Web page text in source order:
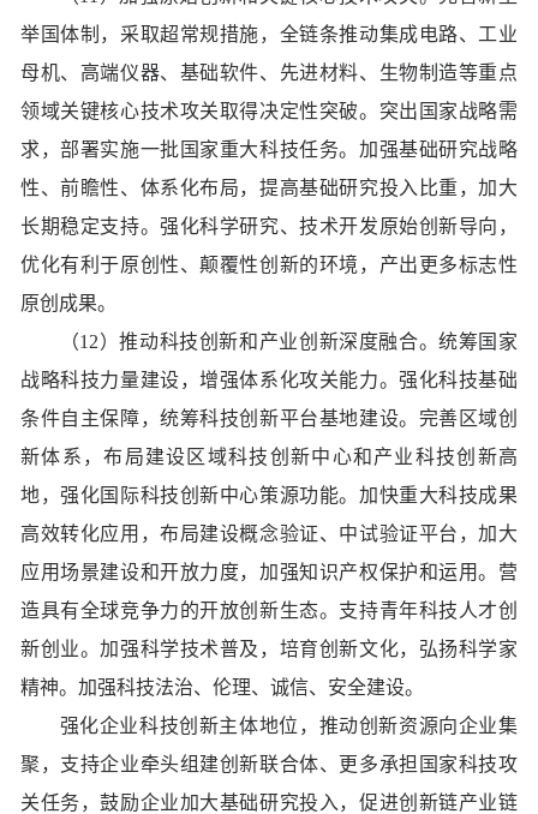
举国体制，采取超常规措施，全链条推动集成电路、工业
母机、高端仪器、基础软件、先进材料、生物制造等重点
领域关键核心技术攻关取得决定性突破。突出国家战略需
求，部署实施一批国家重大科技任务。加强基础研究战略
性、前瞻性、体系化布局，提高基础研究投入比重，加大
长期稳定支持。强化科学研究、技术开发原始创新导向，
优化有利于原创性、颠覆性创新的环境，产出更多标志性
原创成果。
（12）推动科技创新和产业创新深度融合。统筹国家
战略科技力量建设，增强体系化攻关能力。强化科技基础
条件自主保障，统筹科技创新平台基地建设。完善区域创
新体系，布局建设区域科技创新中心和产业科技创新高
地，强化国际科技创新中心策源功能。加快重大科技成果
高效转化应用，布局建设概念验证、中试验证平台，加大
应用场景建设和开放力度，加强知识产权保护和运用。营
造具有全球竞争力的开放创新生态。支持青年科技人才创
新创业。加强科学技术普及，培育创新文化，弘扬科学家
精神。加强科技法治、伦理、诚信、安全建设。
强化企业科技创新主体地位，推动创新资源向企业集
聚，支持企业牵头组建创新联合体、更多承担国家科技攻
关任务，鼓励企业加大基础研究投入，促进创新链产业链